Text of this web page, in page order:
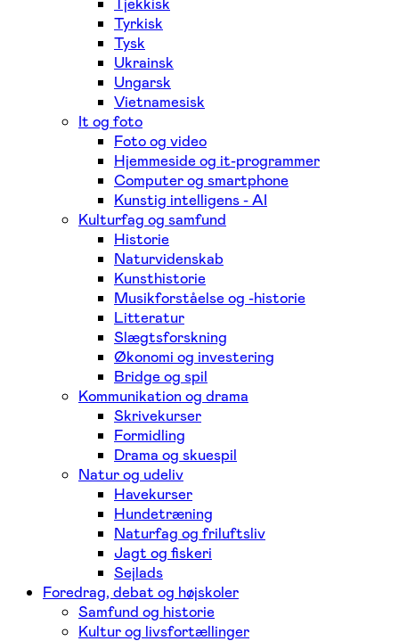
Tyrkisk
Tysk
Ukrainsk
Ungarsk
Vietnamesisk
It og foto
Foto og video
Hjemmeside og it-programmer
Computer og smartphone
Kunstig intelligens - AI
Kulturfag og samfund
Historie
Naturvidenskab
Kunsthistorie
Musikforståelse og -historie
Litteratur
Slægtsforskning
Økonomi og investering
Bridge og spil
Kommunikation og drama
Skrivekurser
Formidling
Drama og skuespil
Natur og udeliv
Havekurser
Hundetræning
Naturfag og friluftsliv
Jagt og fiskeri
Sejlads
Foredrag, debat og højskoler
Samfund og historie
Kultur og livsfortællinger